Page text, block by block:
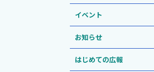
イベント
お知らせ
はじめての広報